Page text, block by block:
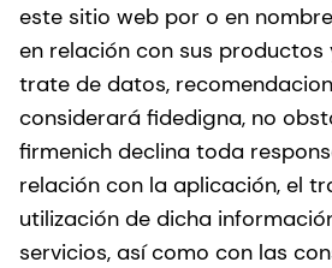
este sitio web por o en
en relación con sus productos
trate de datos,
considerará fidedigna, no
firmenich declina toda
relación con la aplicación, el
utilización de dicha
servicios, así como con las